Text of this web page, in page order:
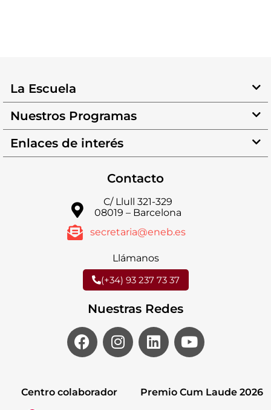
La Escuela
Nuestros Programas
Enlaces de interés
Contacto
C/ Llull 321-329
08019 – Barcelona
secretaria@eneb.es
Llámanos
(+34) 93 237 73 37
Nuestras Redes
Centro colaborador Premio Cum Laude 2026